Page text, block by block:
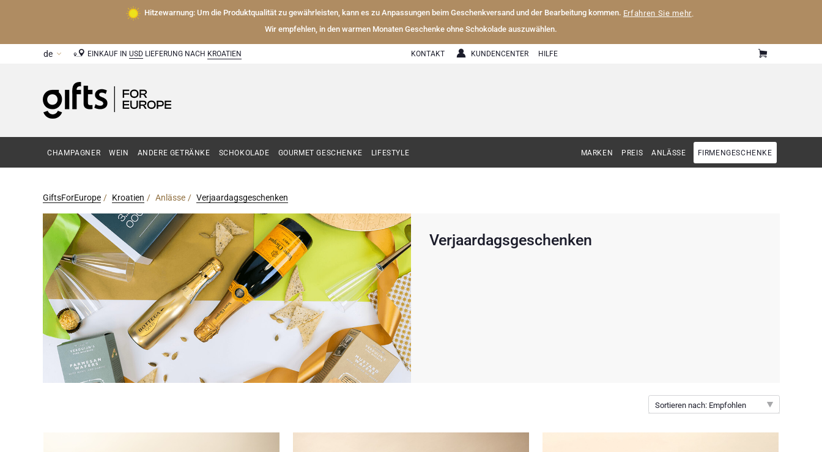
Hitzewarnung: Um die Produktqualität zu gewährleisten, kann es zu Anpassungen beim Geschenkversand und der Bearbeitung kommen. Erfahren Sie mehr.
Wir empfehlen, in den warmen Monaten Geschenke ohne Schokolade auszuwählen.
EINKAUF IN USD LIEFERUNG NACH KROATIEN KONTAKT KUNDENCENTER HILFE
CHAMPAGNER WEIN ANDERE GETRÄNKE SCHOKOLADE GOURMET GESCHENKE LIFESTYLE MARKEN PREIS ANLÄSSE FIRMENGESCHENKE
GiftsForEurope Kroatien Anlässe Verjaardagsgeschenken
Verjaardagsgeschenken
Sortieren nach: Empfohlen